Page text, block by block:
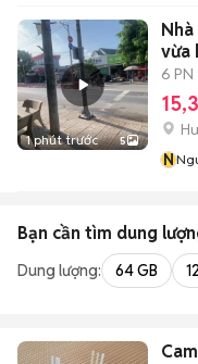
1 phút trước 5
vừa
6 PN
N
Bạn cần tìm dung
Dung lượng: 64 GB